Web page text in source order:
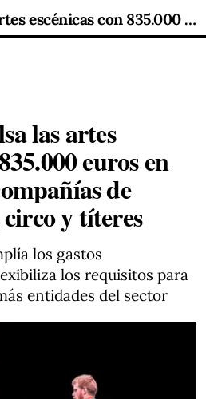
Madrid impulsa las artes escénicas con 835.000 euros en ayudas para compañías de teatro, danza, circo y títeres
las artes
euros en
de
y títeres
los gastos
los requisitos para
entidades del sector